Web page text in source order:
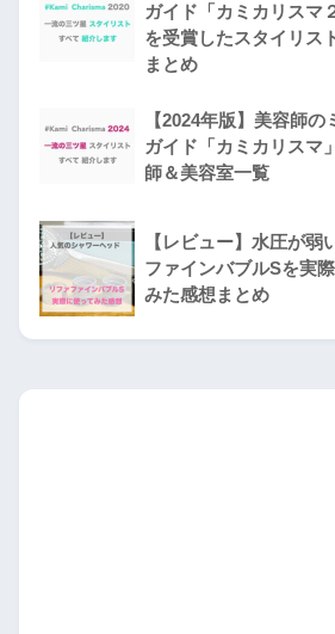
ガイド「カミカリスマ
を受賞したスタイリス
まとめ
【2024年版】美容師の
ガイド「カミカリスマ
師＆美容室一覧
【レビュー】水圧が弱
ファインバブルSを実
みた感想まとめ